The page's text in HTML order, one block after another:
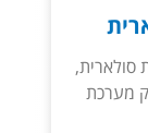
מערכת